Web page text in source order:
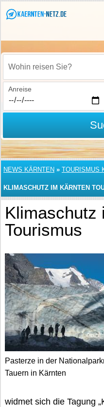
Wohin reisen Sie?
Anreise
NEWS KÄRNTEN » TOURISMUS
KLIMASCHUTZ IM KÄRNTEN
Klimaschutz
Tourismus
Pasterze in der
Tauern in Kärnten
widmet sich die Tagung